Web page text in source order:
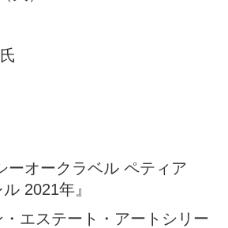
ーオークラベル ペティア
2021年』
・エステート・アートシリー